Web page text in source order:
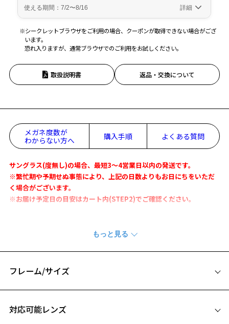
※シークレットブラウザをご利用の場合、クーポンが取得できない場合がござ
います。
恐れ入りますが、通常ブラウザでのご利用をお試しください。
取扱説明書 返品・交換について
メガネ度数が
わからない方へ
購入手順 よくある質問
サングラス(度無し)の場合、最短3～4営業日以内の発送です。
※繁忙期や予期せぬ事態により、上記の日数よりもお日にちをいただ
く場合がございます。
※お届け予定日の目安はカート内(STEP2)でご確認ください。
み式に仕様変更し新登場。
マグネットをなくすことで、さらに自然な見た目を実現しました。
花粉シーズンは花粉対策サングラスとして、それ以外の季節は通常の
サングラスとして活躍。
フレーム/サイズ
対応可能レンズ